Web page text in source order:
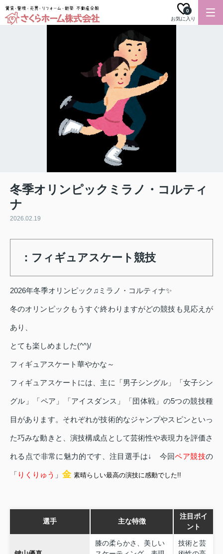
お気に入り
0
冬季オリンピックミラノ・コルティ
ナ
2026.02.19
：フィギュアスケート競技
2026年冬季オリンピック♫ミラノ・コルティナ✨
冬のオリンピックもうすぐ終わりますがどの競技も見応えが
あり、
とても楽しめました(^^)/
フィギュアスケート華やかな～
フィギュアスケートには、主に「男子シングル」「女子シン
グル」「ペア」「アイスダンス」「団体戦」の5つの競技種
目があります。それぞれが技術的なジャンプやスピンといっ
た巧みな動きと、演技構成点として芸術性や表現力を評価さ
れる点で非常に魅力的です、注目選手は↓ 今回ペア競技の
「 りくりゅう 」 金 素晴らしい最高の演技に感動でした!!
選手 主な特徴
注目ポイ
ント
膝の柔らかさ、美しい
技術と芸